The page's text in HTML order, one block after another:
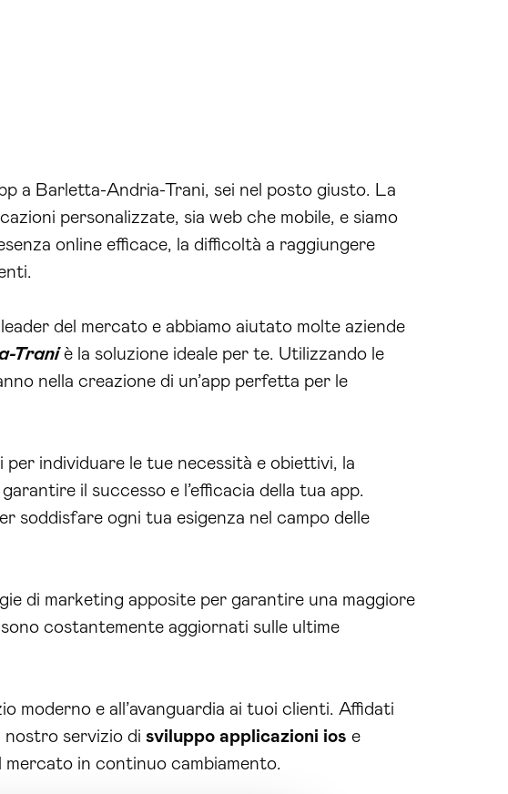
a Barletta-Andria-Trani, sei nel posto giusto. La
personalizzate, sia web che mobile, e siamo
online efficace, la difficoltà a raggiungere
del mercato e abbiamo aiutato molte aziende
Traniè la soluzione ideale per te. Utilizzando le
nella creazione di un’app perfetta per le
individuare le tue necessità e obiettivi, la
il successo e l’efficacia della tua app.
soddisfare ogni tua esigenza nel campo delle
di marketing apposite per garantire una maggiore
sono costantemente aggiornati sulle ultime
moderno e all’avanguardia ai tuoi clienti. Affidati
nostro servizio di sviluppo applicazioni ios e
mercato in continuo cambiamento.